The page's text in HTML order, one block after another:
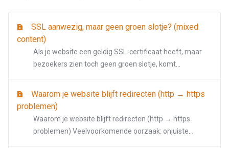
SSL aanwezig, maar geen groen slotje? (mixed
content)
Als je website een geldig SSL-certificaat heeft, maar
bezoekers zien toch geen groen slotje, komt...
Waarom je website blijft redirecten (http → https
problemen)
Waarom je website blijft redirecten (http → https
problemen) Veelvoorkomende oorzaak: onjuiste...